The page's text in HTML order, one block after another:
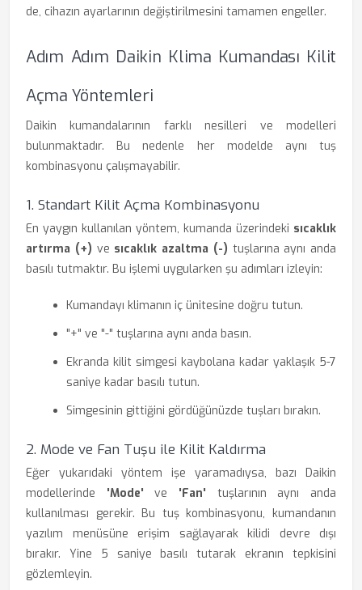
de, cihazın ayarlarının değiştirilmesini tamamen engeller.
Adım Adım Daikin Klima Kumandası Kilit
Açma Yöntemleri
Daikin kumandalarının farklı nesilleri ve modelleri
bulunmaktadır. Bu nedenle her modelde aynı tuş
kombinasyonu çalışmayabilir.
1. Standart Kilit Açma Kombinasyonu
En yaygın kullanılan yöntem, kumanda üzerindeki sıcaklık
artırma (+) ve sıcaklık azaltma (-) tuşlarına aynı anda
basılı tutmaktır. Bu işlemi uygularken şu adımları izleyin:
Kumandayı klimanın iç ünitesine doğru tutun.
"+" ve "-" tuşlarına aynı anda basın.
Ekranda kilit simgesi kaybolana kadar yaklaşık 5-7
saniye kadar basılı tutun.
Simgesinin gittiğini gördüğünüzde tuşları bırakın.
2. Mode ve Fan Tuşu ile Kilit Kaldırma
Eğer yukarıdaki yöntem işe yaramadıysa, bazı Daikin
modellerinde 'Mode' ve 'Fan' tuşlarının aynı anda
kullanılması gerekir. Bu tuş kombinasyonu, kumandanın
yazılım menüsüne erişim sağlayarak kilidi devre dışı
bırakır. Yine 5 saniye basılı tutarak ekranın tepkisini
gözlemleyin.